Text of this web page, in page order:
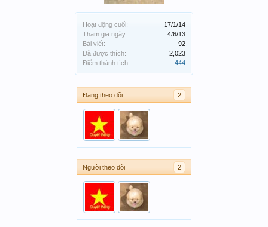
Hoạt động cuối:
17/1/14
Tham gia ngày:
4/6/13
Bài viết:
92
Đã được thích:
2,023
Điểm thành tích:
444
Đang theo dõi 2
Người theo dõi 2